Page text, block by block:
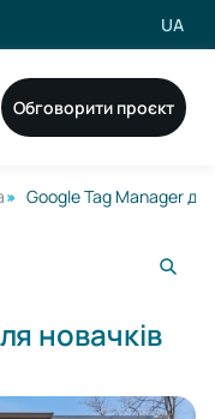
UA
Обговорити проєкт
Google Tag Manager
новачків